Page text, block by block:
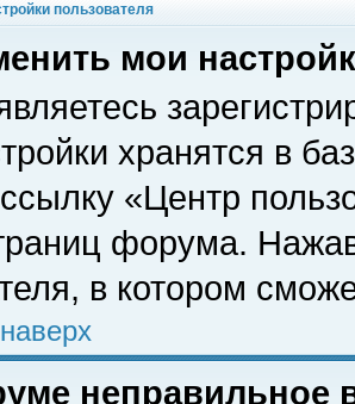
пользователя
мои
хранятся в
«Центр
форума.
в котором
неправильное